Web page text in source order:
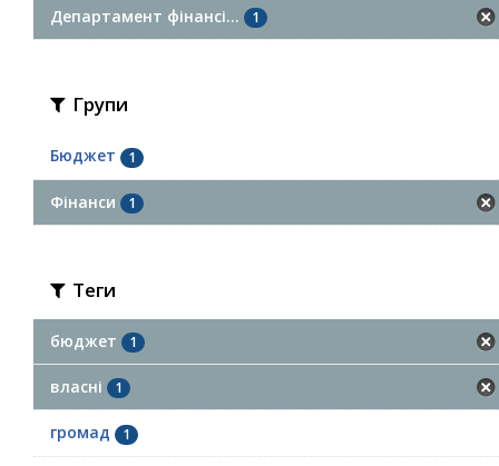
Департамент фінансі... 1
Групи
Бюджет 1
Фінанси 1
Теги
бюджет 1
власні 1
громад 1